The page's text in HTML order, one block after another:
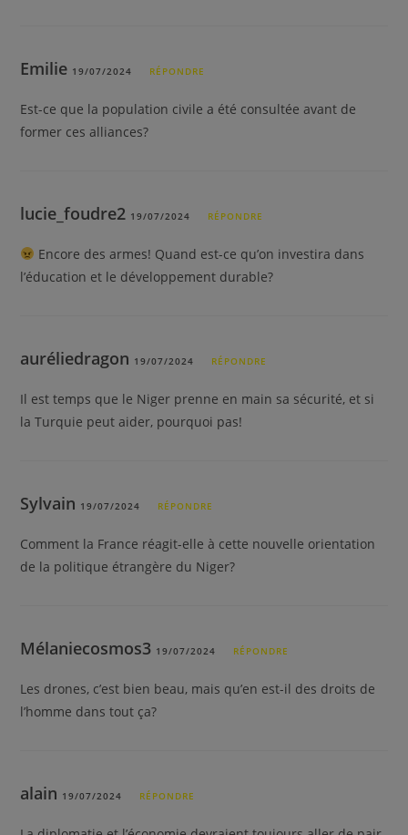
Emilie 19/07/2024 RÉPONDRE
Est-ce que la population civile a été consultée avant de
former ces alliances?
lucie_foudre2 19/07/2024 RÉPONDRE
Encore des armes! Quand est-ce qu’on investira dans
l’éducation et le développement durable?
auréliedragon 19/07/2024 RÉPONDRE
Il est temps que le Niger prenne en main sa sécurité, et si
la Turquie peut aider, pourquoi pas!
Sylvain 19/07/2024 RÉPONDRE
Comment la France réagit-elle à cette nouvelle orientation
de la politique étrangère du Niger?
Mélaniecosmos3 19/07/2024 RÉPONDRE
Les drones, c’est bien beau, mais qu’en est-il des droits de
l’homme dans tout ça?
alain 19/07/2024 RÉPONDRE